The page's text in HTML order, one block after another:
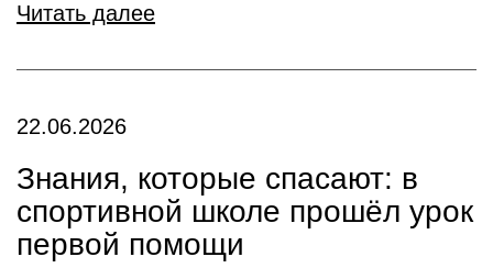
Читать далее
22.06.2026
Знания, которые спасают: в
спортивной школе прошёл урок
первой помощи